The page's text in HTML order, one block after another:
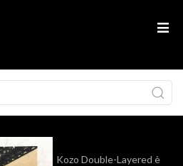
Kozo Double-Layered è